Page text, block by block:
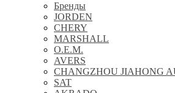
Бренды
JORDEN
CHERY
MARSHALL
O.E.M.
AVERS
CHANGZHOU JIAHONG
SAT